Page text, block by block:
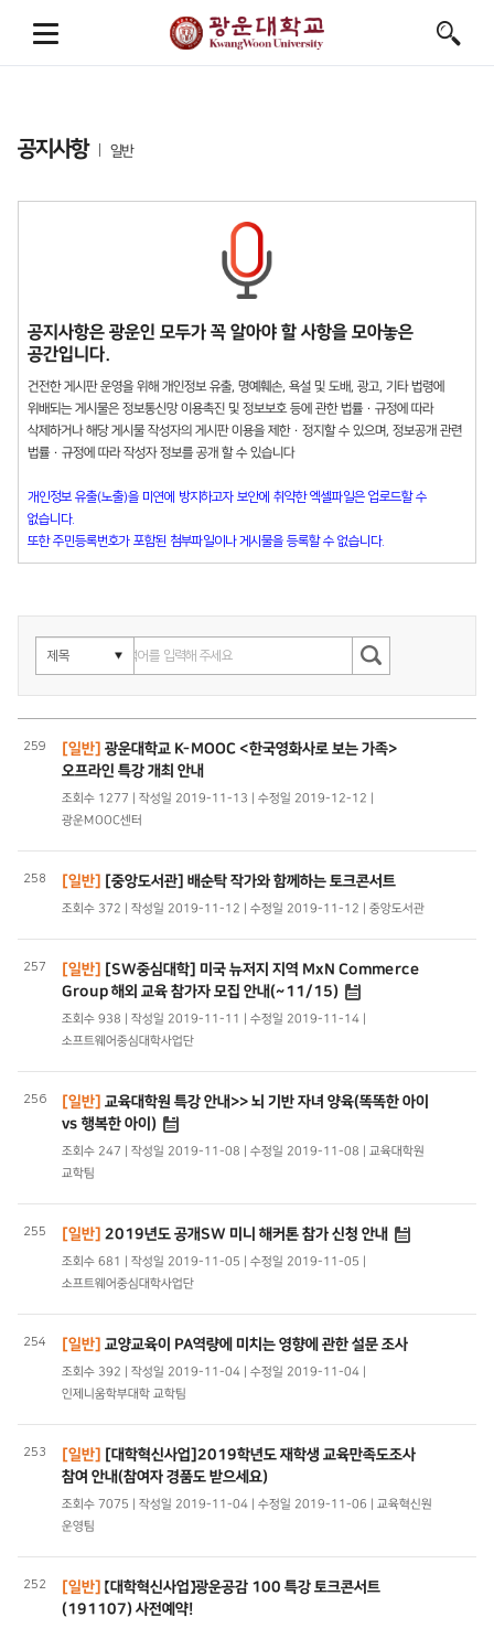
공지사항 일반
공지사항은 광운인 모두가 꼭 알아야 할 사항을 모아놓은
공간입니다.
건전한 게시판 운영을 위해 개인정보 유출, 명예훼손, 욕설 및 도배, 광고, 기타 법령에
위배되는 게시물은 정보통신망 이용촉진 및 정보보호 등에 관한 법률 · 규정에 따라
삭제하거나 해당 게시물 작성자의 게시판 이용을 제한 · 정지할 수 있으며, 정보공개 관련
법률 · 규정에 따라 작성자 정보를 공개 할 수 있습니다
개인정보 유출(노출)을 미연에 방지하고자 보안에 취약한 엑셀파일은 업로드할 수
없습니다.
또한 주민등록번호가 포함된 첨부파일이나 게시물을 등록할 수 없습니다.
259 [일반] 광운대학교 K-MOOC <한국영화사로 보는 가족>
오프라인 특강 개최 안내
조회수 1277 | 작성일 2019-11-13 | 수정일 2019-12-12 |
광운MOOC센터
258 [일반] [중앙도서관] 배순탁 작가와 함께하는 토크콘서트
조회수 372 | 작성일 2019-11-12 | 수정일 2019-11-12 | 중앙도서관
257 [일반] [SW중심대학] 미국 뉴저지 지역 MxN Commerce
Group 해외 교육 참가자 모집 안내(~11/15)
조회수 938 | 작성일 2019-11-11 | 수정일 2019-11-14 |
소프트웨어중심대학사업단
256 [일반] 교육대학원 특강 안내>> 뇌 기반 자녀 양육(똑똑한 아이
vs 행복한 아이)
조회수 247 | 작성일 2019-11-08 | 수정일 2019-11-08 | 교육대학원
교학팀
255 [일반] 2019년도 공개SW 미니 해커톤 참가 신청 안내
조회수 681 | 작성일 2019-11-05 | 수정일 2019-11-05 |
소프트웨어중심대학사업단
254 [일반] 교양교육이 PA역량에 미치는 영향에 관한 설문 조사
조회수 392 | 작성일 2019-11-04 | 수정일 2019-11-04 |
인제니움학부대학 교학팀
253 [일반] [대학혁신사업]2019학년도 재학생 교육만족도조사
참여 안내(참여자 경품도 받으세요)
조회수 7075 | 작성일 2019-11-04 | 수정일 2019-11-06 | 교육혁신원
운영팀
252 [일반] 【대학혁신사업】광운공감 100 특강 토크콘서트
(191107) 사전예약!